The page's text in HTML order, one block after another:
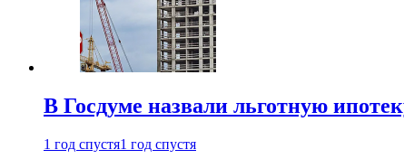
В Госдуме назвали льготную
1 год спустя1 год спустя